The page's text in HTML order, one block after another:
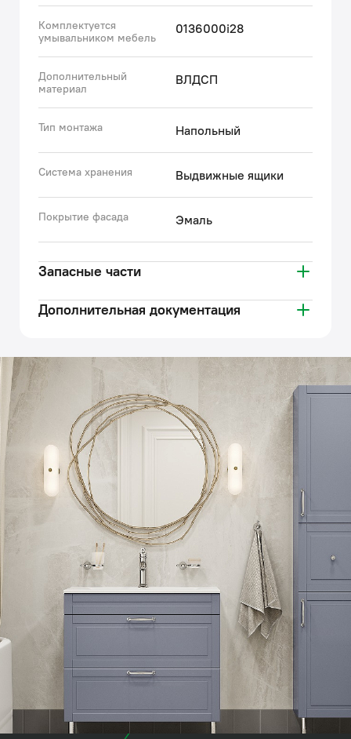
Комплектуется
умывальником мебель
0136000i28
Дополнительный
материал
ВЛДСП
Тип монтажа Напольный
Система хранения Выдвижные ящики
Покрытие фасада Эмаль
Запасные части
Дополнительная документация